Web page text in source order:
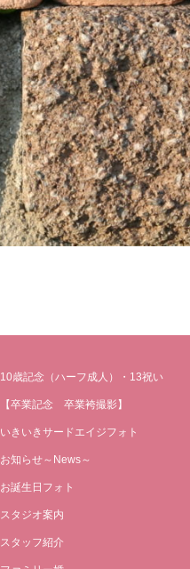
10歳記念（ハーフ成人）・13祝い
【卒業記念 卒業袴撮影】
いきいきサードエイジフォト
お知らせ～News～
お誕生日フォト
スタジオ案内
スタッフ紹介